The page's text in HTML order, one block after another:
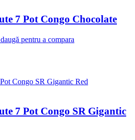
7 Pot Congo Chocolate
pentru a compara
7 Pot Congo SR Gigantic